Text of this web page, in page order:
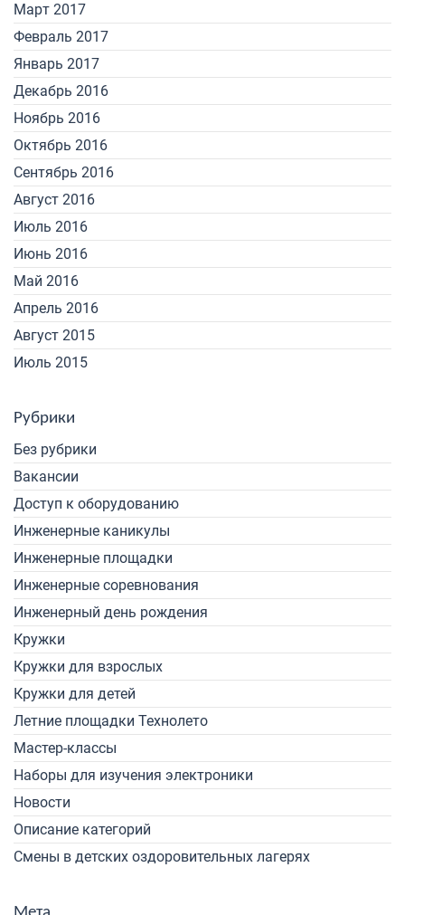
Март 2017
Февраль 2017
Январь 2017
Декабрь 2016
Ноябрь 2016
Октябрь 2016
Сентябрь 2016
Август 2016
Июль 2016
Июнь 2016
Май 2016
Апрель 2016
Август 2015
Июль 2015
Рубрики
Без рубрики
Вакансии
Доступ к оборудованию
Инженерные каникулы
Инженерные площадки
Инженерные соревнования
Инженерный день рождения
Кружки
Кружки для взрослых
Кружки для детей
Летние площадки Технолето
Мастер-классы
Наборы для изучения электроники
Новости
Описание категорий
Смены в детских оздоровительных лагерях